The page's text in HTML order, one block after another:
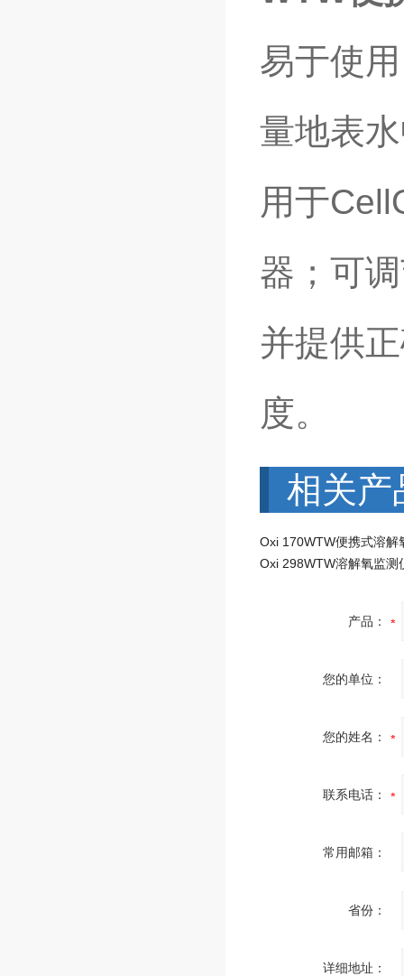
易于使
量地表
用于
器；可
并提供
度。
相关产
Oxi 170WTW便携式溶解
Oxi 298WTW溶解氧监测
产品：
您的单位：
您的姓名：
联系电话：
常用邮箱：
省份：
详细地址：